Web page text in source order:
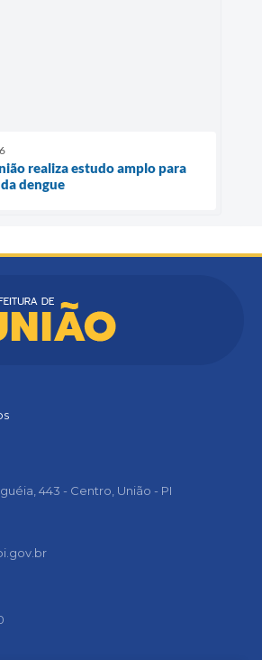
realiza estudo amplo para
dengue
443 - Centro, União - PI